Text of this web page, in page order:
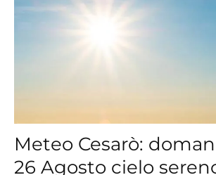
Meteo Cesarò:
26 Agosto cielo